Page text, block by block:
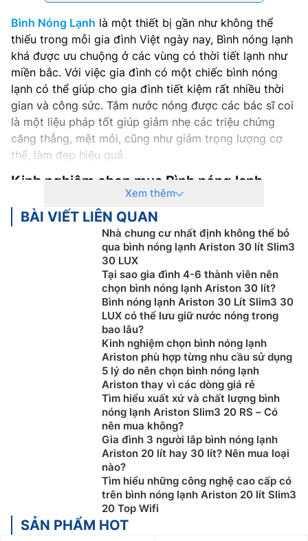
Bình Nóng Lạnh là một thiết bị gần như không thể
thiếu trong mỗi gia đình Việt ngày nay, Bình nóng lạnh
khá được ưu chuộng ở các vùng có thời tiết lạnh như
miền bắc. Với việc gia đình có một chiếc bình nóng
lạnh có thể giúp cho gia đình tiết kiệm rất nhiều thời
gian và công sức. Tắm nước nóng được các bác sĩ coi
là một liệu pháp tốt giúp giảm nhẹ các triệu chứng
căng thẳng, mệt mỏi, cũng như giảm trọng lượng cơ
thể, làm đẹp hiệu quả.
Kinh nghiệm chọn mua Bình nóng lạnh
Ai cũng biết Bình Nóng Lạnh Ariston gián tiếp
trong những thiết bị thiết yếu trong các gia đình.
Nhưng, để chọn được một chiếc Bình nóng lạnh thoả
mãn mọi tiêu chí như có chất chất lượng cao, phù hợp
với nhu cầu sử dụng cũng như phải tiết kiệm điện năng
thì không phải là điều dễ dàng. Dưới đây là một số gợi
mua Bình Nóng Lạnhcho gia đình.
Chọn Bình Nóng Lạnh theo loại máy
Hiện nay trên thị trường, Bìnhnóng lạnhcó 3 loại máy
cơ bản, nó được phân loại theo tính năng làm lạnh,
bao gồm: làm nóng trực tiếp, làm nóng gián tiếp, và
làm nóng bằng năng lượng mặt trời.
Máy nước nóng trực tiếp:Bình nóng lạnh loại này
làm nóng nhanh, kích thước nhỏ gọn, lắp đặt dễ
dàng, phù hợp cho những nơi có nguồn điện mạnh
Máy nước nóng gián tiếp: Bình nóng lạnh loại này
có dung tích lớn, làm nóng 1 lần dùng được nhiều
lần, sử dụng cho nhiều khu vực, tiết kiệm điện, phù
Xem thêm
BÀI VIẾT LIÊN QUAN
Nhà chung cư nhất định không thể bỏ
qua bình nóng lạnh Ariston 30 lít Slim3
30 LUX
Tại sao gia đình 4-6 thành viên nên
chọn bình nóng lạnh Ariston 30 lít?
Bình nóng lạnh Ariston 30 Lít Slim3 30
LUX có thể lưu giữ nước nóng trong
bao lâu?
Kinh nghiệm chọn bình nóng lạnh
Ariston phù hợp từng nhu cầu sử dụng
5 lý do nên chọn bình nóng lạnh
Ariston thay vì các dòng giá rẻ
Tìm hiểu xuất xứ và chất lượng bình
nóng lạnh Ariston Slim3 20 RS – Có
nên mua không?
Gia đình 3 người lắp bình nóng lạnh
Ariston 20 lít hay 30 lít? Nên mua loại
nào?
Tìm hiểu những công nghệ cao cấp có
trên bình nóng lạnh Ariston 20 lít Slim3
20 Top Wifi
SẢN PHẨM HOT